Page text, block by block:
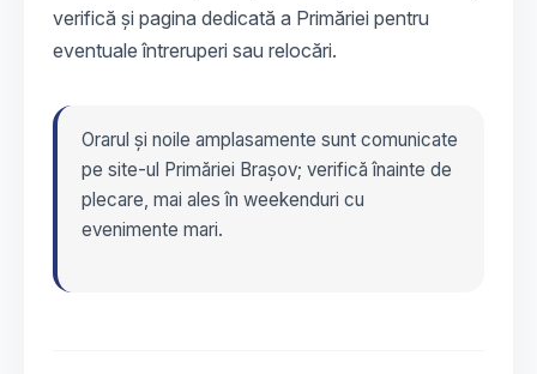
verifică și pagina dedicată a Primăriei pentru
eventuale întreruperi sau relocări.
Orarul și noile amplasamente sunt comunicate
pe site-ul Primăriei Brașov; verifică înainte de
plecare, mai ales în weekenduri cu
evenimente mari.